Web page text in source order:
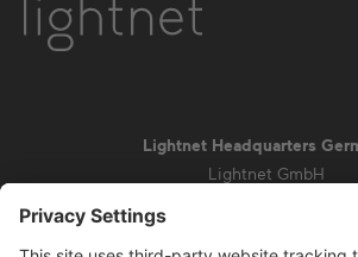
Lightnet Headquarters
Lightnet GmbH